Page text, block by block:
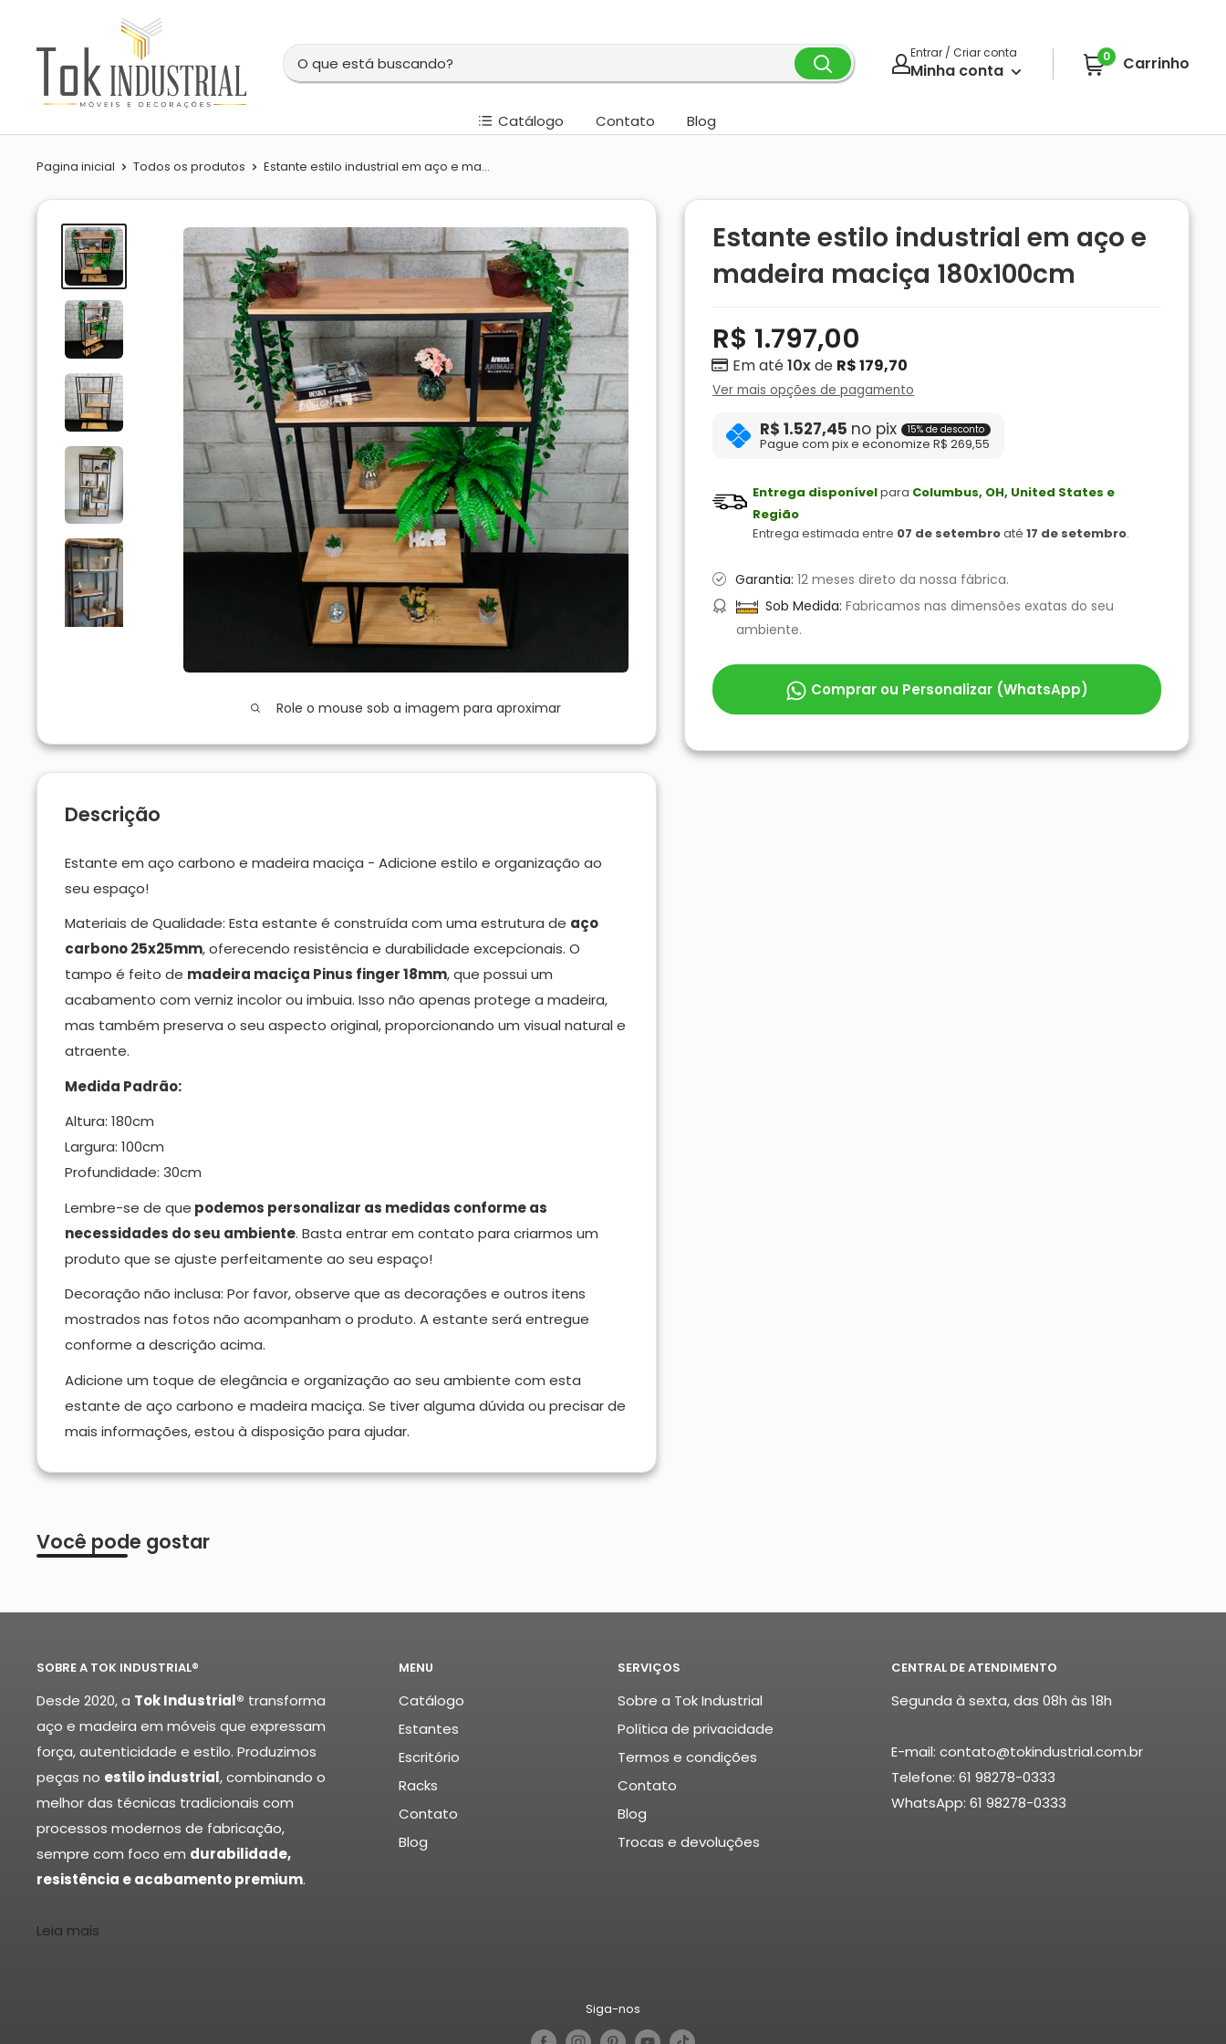
conteúdo
Industrial
Entrar / Criar conta
Minha conta
0 Carrinho
Catálogo Contato Blog
Pagina inicial Todos os produtos Estante estilo industrial em aço e ma...
Role o mouse sob a imagem para aproximar
Estante estilo industrial em aço e
madeira maciça 180x100cm
R$ 1.797,00
Em até10xde R$ 179,70
Ver mais opções de pagamento
R$ 1.527,45 no pix 15% de desconto
Pague com pix e economize R$ 269,55
Entrega disponívelpara Columbus, OH, United States e
Região
Entrega estimada entre 07 de setembroaté17 de setembro.
Garantia: 12 meses direto da nossa fábrica.
Sob Medida: Fabricamos nas dimensões exatas do seu
ambiente.
Comprar ou Personalizar (WhatsApp)
Descrição
Estante em aço carbono e madeira maciça - Adicione estilo e organização ao
seu espaço!
Materiais de Qualidade: Esta estante é construída com uma estrutura de aço
carbono 25x25mm, oferecendo resistência e durabilidade excepcionais. O
tampo é feito de madeira maciça Pinus finger 18mm, que possui um
acabamento com verniz incolor ou imbuia. Isso não apenas protege a madeira,
mas também preserva o seu aspecto original, proporcionando um visual natural e
atraente.
Medida Padrão:
Altura: 180cm
Largura: 100cm
Profundidade: 30cm
Lembre-se de que podemos personalizar as medidas conforme as
necessidades do seu ambiente. Basta entrar em contato para criarmos um
produto que se ajuste perfeitamente ao seu espaço!
Decoração não inclusa: Por favor, observe que as decorações e outros itens
mostrados nas fotos não acompanham o produto. A estante será entregue
conforme a descrição acima.
Adicione um toque de elegância e organização ao seu ambiente com esta
estante de aço carbono e madeira maciça. Se tiver alguma dúvida ou precisar de
mais informações, estou à disposição para ajudar.
Você pode gostar
SOBRE A TOK INDUSTRIAL®
Desde 2020, a Tok Industrial® transforma
aço e madeira em móveis que expressam
força, autenticidade e estilo. Produzimos
peças no estilo industrial, combinando o
melhor das técnicas tradicionais com
processos modernos de fabricação,
sempre com foco em durabilidade,
resistência e acabamento premium.
Leia mais
MENU
Catálogo
Estantes
Escritório
Racks
Contato
Blog
SERVIÇOS
Sobre a Tok Industrial
Política de privacidade
Termos e condições
Contato
Blog
Trocas e devoluções
CENTRAL DE ATENDIMENTO
Segunda à sexta, das 08h às 18h
E-mail: contato@tokindustrial.com.br
Telefone: 61 98278-0333
WhatsApp: 61 98278-0333
Siga-nos